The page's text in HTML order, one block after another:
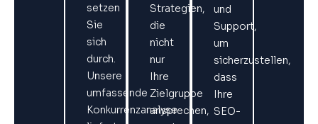
setzen
Sie
sich
durch.
Unsere
umfassende
Konkurrenzanalyse
Strategien,
die
nicht
nur
Ihre
Zielgruppe
ansprechen,
und
Support,
um
sicherzustellen,
dass
Ihre
SEO-